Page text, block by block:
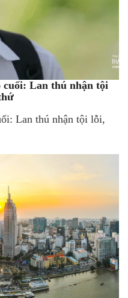
Lan thú nhận tội
Lan thú nhận tội lỗi,